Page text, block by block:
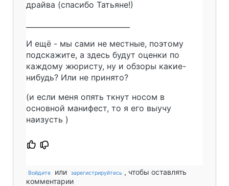
драйва (спасибо Татьяне!)
И ещё - мы сами не местные, поэтому
подскажите, а здесь будут оценки по
каждому жюристу, ну и обзоры какие-
нибудь? Или не принято?
(и если меня опять ткнут носом в
основной манифест, то я его выучу
наизусть )
Войдите или зарегистрируйтесь , чтобы оставлять
комментарии